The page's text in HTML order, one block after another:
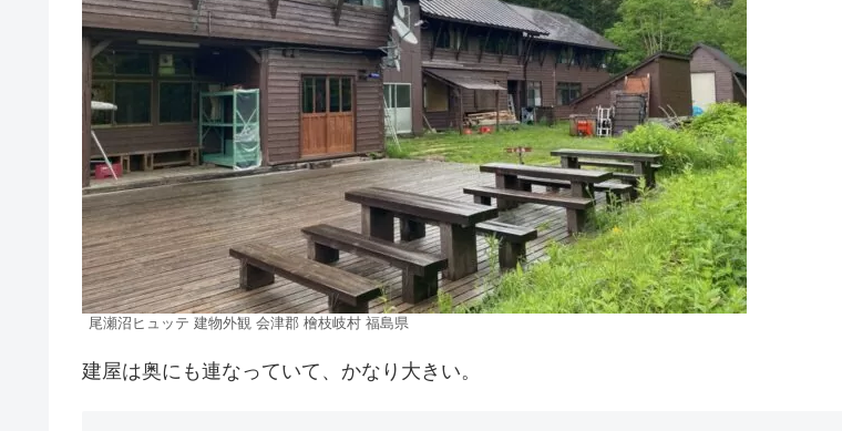
尾瀬沼ヒュッテ 建物外観 会津郡 檜枝岐村 福島県
建屋は奥にも連なっていて、かなり大きい。